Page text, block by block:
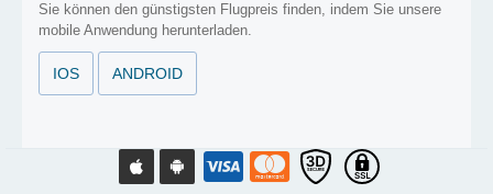
Sie können den günstigsten Flugpreis finden, indem Sie unsere
mobile Anwendung herunterladen.
IOS ANDROID